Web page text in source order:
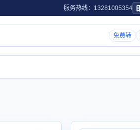
服务热线：13281005354
免费转